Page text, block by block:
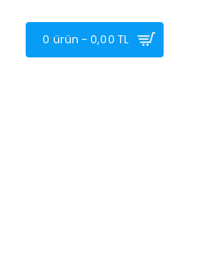
0 ürün - 0,00 TL